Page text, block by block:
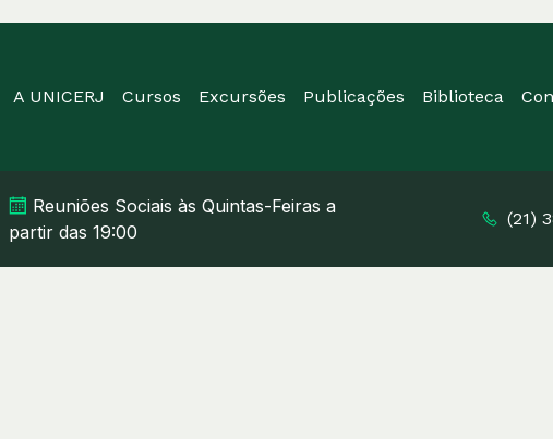
A UNICERJ Cursos Excursões Publicações Biblioteca
Reuniões Sociais às Quintas-Feiras a
partir das 19:00
(21)